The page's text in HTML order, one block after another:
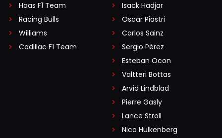
Haas F1 Team
Racing Bulls
Williams
Cadillac F1 Team
Isack Hadjar
Oscar Piastri
Carlos Sainz
Sergio Pérez
Esteban Ocon
Valtteri Bottas
Arvid Lindblad
Pierre Gasly
Lance Stroll
Nico Hülkenberg